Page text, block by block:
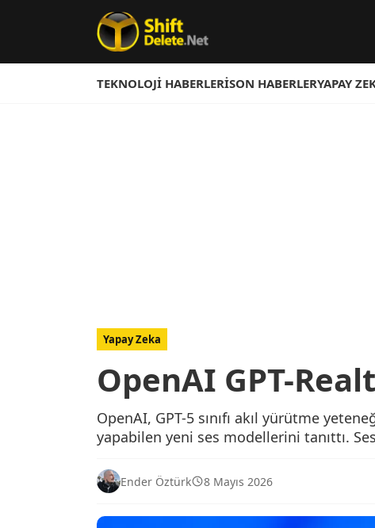
TEKNOLOJI HABERLERISON HABERLERYAPAY
Yapay Zeka
OpenAI GPT-
OpenAI, GPT-5 sınıfı akıl yürütme
yapabilen yeni ses modellerini tanıttı.
Ender Öztürk 8 Mayıs 2026